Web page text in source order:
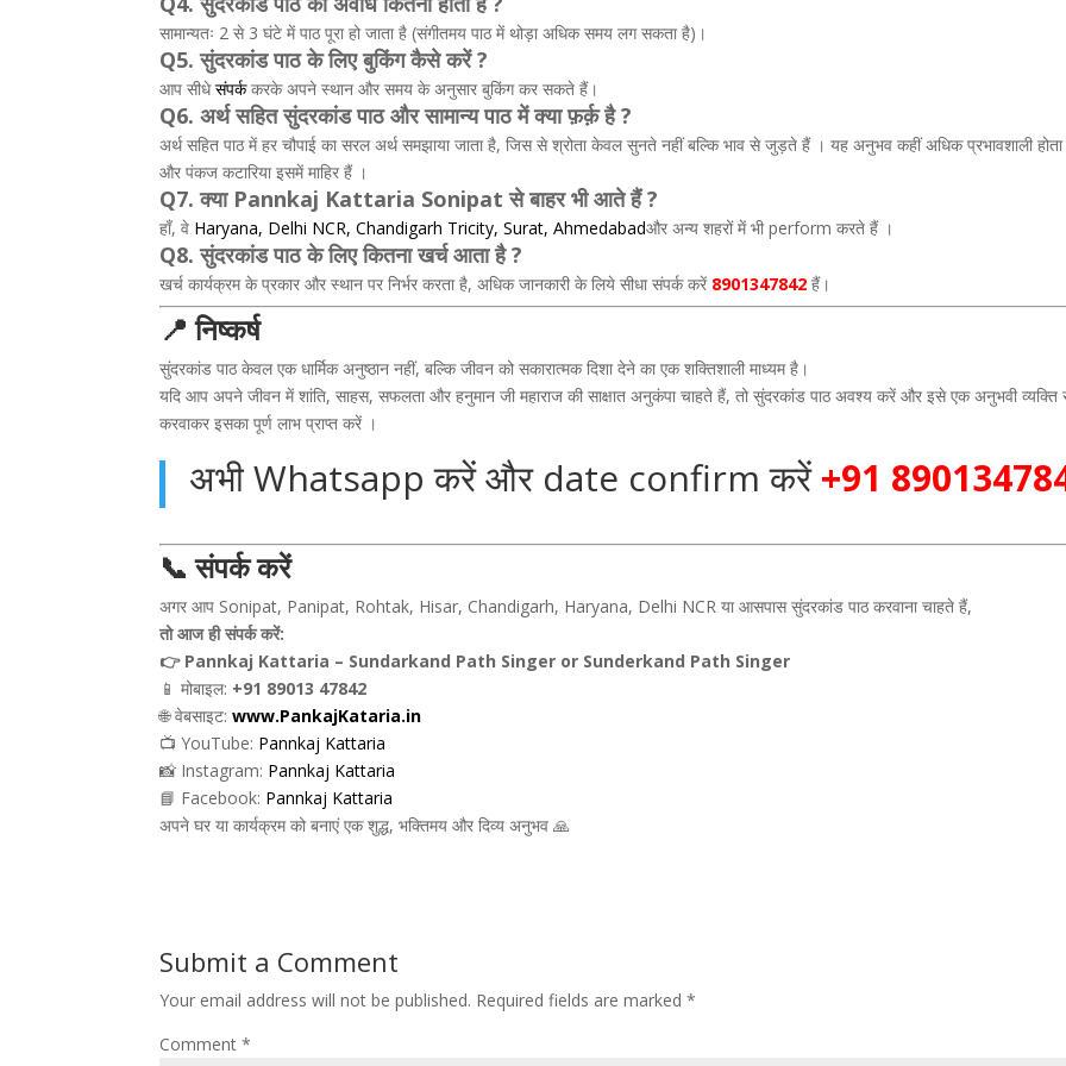
सामान्यतः 2 से 3 घंटे में पाठ पूरा हो जाता है (संगीतमय पाठ में थोड़ा अधिक समय लग सकता है)।
Q5. सुंदरकांड पाठ के लिए बुकिंग कैसे करें ?
आप सीधेसंपर्ककरके अपने स्थान और समय के अनुसार बुकिंग कर सकते हैं।
Q6. अर्थ सहित सुंदरकांड पाठ और सामान्य पाठ में क्या फ़र्क़ है ?
अर्थ सहित पाठ में हर चौपाई का सरल अर्थ समझाया जाता है, जिस से श्रोता केवल सुनते नहीं बल्कि भाव से जुड़ते हैं । यह अनुभव कहीं अधिक प्रभावशाली
और पंकज कटारिया इसमें माहिर हैं ।
Q7. क्या Pannkaj Kattaria Sonipat से बाहर भी आते हैं ?
हाँ, वे Haryana, Delhi NCR,Chandigarh Tricity,Surat,Ahmedabadऔर अन्य शहरों में भी perform करते हैं ।
Q8. सुंदरकांड पाठ के लिए कितना खर्च आता है ?
खर्च कार्यक्रम के प्रकार और स्थान पर निर्भर करता है, अधिक जानकारी के लिये सीधा संपर्क करें 8901347842 हैं।
📍 निष्कर्ष
सुंदरकांड पाठ केवल एक धार्मिक अनुष्ठान नहीं, बल्कि जीवन को सकारात्मक दिशा देने का एक शक्तिशाली माध्यम है।
यदि आप अपने जीवन में शांति, साहस, सफलता और हनुमान जी महाराज की साक्षात अनुकंपा चाहते हैं, तो सुंदरकांड पाठ अवश्य करें और इसे एक अनुभवी व्यक्ति
करवाकर इसका पूर्ण लाभ प्राप्त करें ।
अभी Whatsapp करें और date confirm करें+91
📞 संपर्क करें
अगर आप Sonipat, Panipat, Rohtak, Hisar, Chandigarh, Haryana, Delhi NCR या आसपास सुंदरकांड पाठ करवाना चाहते हैं,
तो आज ही संपर्क करें:
👉 Pannkaj Kattaria – Sundarkand Path Singer or Sunderkand Path Singer
📱 मोबाइल: +91 89013 47842
🌐 वेबसाइट:www.PankajKataria.in
📺 YouTube: Pannkaj Kattaria
📸 Instagram: Pannkaj Kattaria
📘 Facebook: Pannkaj Kattaria
अपने घर या कार्यक्रम को बनाएं एक शुद्ध, भक्तिमय और दिव्य अनुभव 🙏
Submit a Comment
Your email address will not be published. Required fields are marked*
Comment*